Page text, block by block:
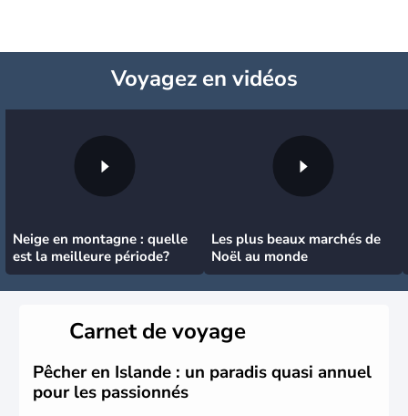
Voyagezen vidéos
Neige en montagne : quelle
est la meilleure période?
Les plus beaux marchés de
Noël au monde
Carnet de voyage
Pêcher en Islande : un paradis quasi annuel
pour les passionnés